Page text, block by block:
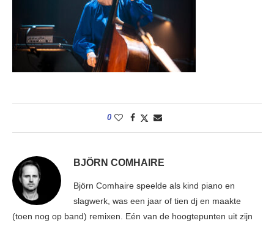
0
BJÖRN COMHAIRE
Björn Comhaire speelde als kind piano en
slagwerk, was een jaar of tien dj en maakte
(toen nog op band) remixen. Eén van de hoogtepunten uit zijn